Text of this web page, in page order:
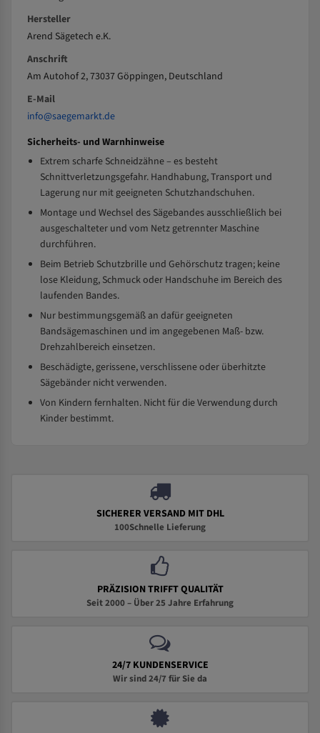
Hersteller
Arend Sägetech e.K.
Anschrift
Am Autohof 2, 73037 Göppingen, Deutschland
E-Mail
info@saegemarkt.de
Sicherheits- und Warnhinweise
Extrem scharfe Schneidzähne – es besteht
Schnittverletzungsgefahr. Handhabung, Transport und
Lagerung nur mit geeigneten Schutzhandschuhen.
Montage und Wechsel des Sägebandes ausschließlich bei
ausgeschalteter und vom Netz getrennter Maschine
durchführen.
Beim Betrieb Schutzbrille und Gehörschutz tragen; keine
lose Kleidung, Schmuck oder Handschuhe im Bereich des
laufenden Bandes.
Nur bestimmungsgemäß an dafür geeigneten
Bandsägemaschinen und im angegebenen Maß- bzw.
Drehzahlbereich einsetzen.
Beschädigte, gerissene, verschlissene oder überhitzte
Sägebänder nicht verwenden.
Von Kindern fernhalten. Nicht für die Verwendung durch
Kinder bestimmt.
SICHERER VERSAND MIT DHL
100Schnelle Lieferung
PRÄZISION TRIFFT QUALITÄT
Seit 2000 – Über 25 Jahre Erfahrung
24/7 KUNDENSERVICE
Wir sind 24/7 für Sie da